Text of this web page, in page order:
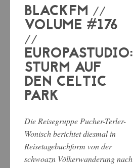
BLACKFM //
VOLUME #176
//
EUROPASTUDIO:
STURM AUF
DEN CELTIC
PARK
Die Reisegruppe Pucher-Terler-
Wonisch berichtet diesmal in
Reisetagebuchform von der
schwoazn Völkerwanderung nach